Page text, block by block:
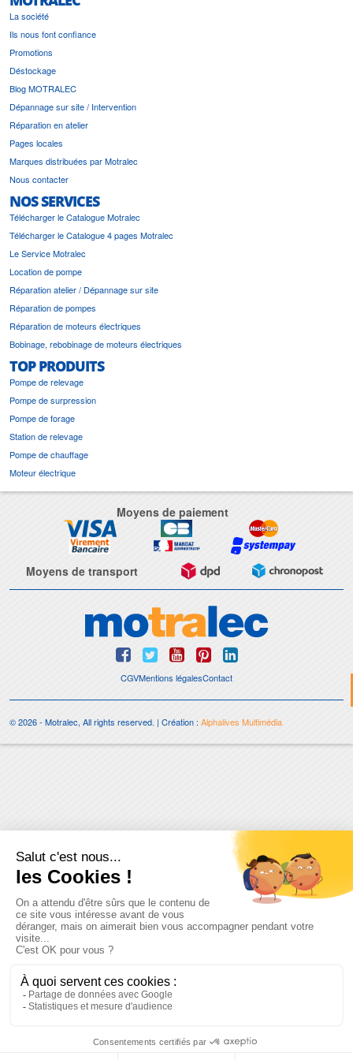
La société
Ils nous font confiance
Promotions
Déstockage
Blog MOTRALEC
Dépannage sur site / Intervention
Réparation en atelier
Pages locales
Marques distribuées par Motralec
Nous contacter
NOS SERVICES
Télécharger le Catalogue Motralec
Télécharger le Catalogue 4 pages Motralec
Le Service Motralec
Location de pompe
Réparation atelier / Dépannage sur site
Réparation de pompes
Réparation de moteurs électriques
Bobinage, rebobinage de moteurs électriques
TOP PRODUITS
Pompe de relevage
Pompe de surpression
Pompe de forage
Station de relevage
Pompe de chauffage
Moteur électrique
Moyens de paiement
Moyens de transport
CGVMentions légalesContact
© 2026 - Motralec, All rights reserved. | Création : Alphalives Multimédia